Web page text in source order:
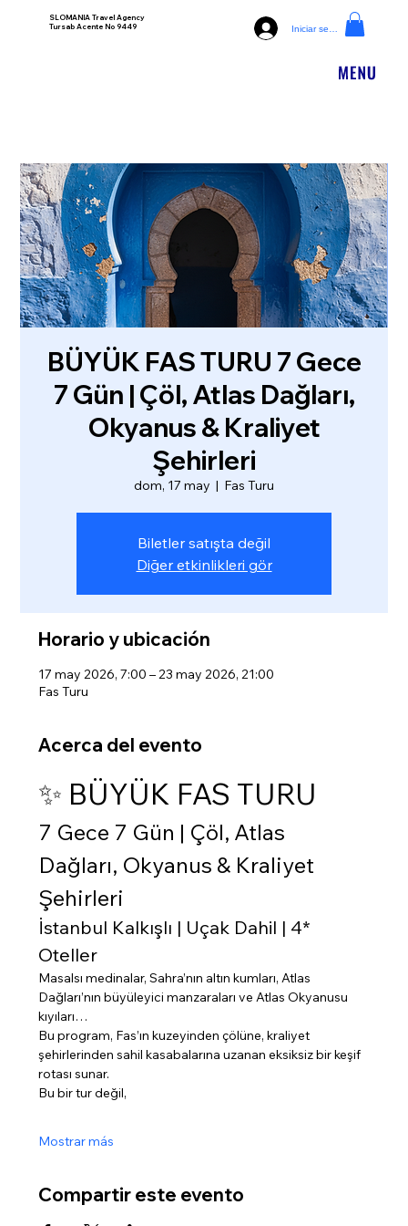
SLOMANIA Travel Agency
Tursab Acente No 9449
Iniciar sesión
BÜYÜK FAS TURU 7 Gece
7 Gün | Çöl, Atlas Dağları,
Okyanus & Kraliyet
Şehirleri
dom, 17 may
  |
Fas Turu
Biletler satışta değil
Diğer etkinlikleri gör
Horario y ubicación
17 may 2026, 7:00 – 23 may 2026, 21:00
Fas Turu
Acerca del evento
✨ BÜYÜK FAS TURU
7 Gece 7 Gün | Çöl, Atlas
Dağları, Okyanus & Kraliyet
Şehirleri
İstanbul Kalkışlı | Uçak Dahil | 4*
Oteller
Masalsı medinalar, Sahra’nın altın kumları, Atlas
Dağları’nın büyüleyici manzaraları ve Atlas Okyanusu
kıyıları…
Bu program, Fas’ın kuzeyinden çölüne, kraliyet
şehirlerinden sahil kasabalarına uzanan eksiksiz bir keşif
rotası sunar.
Bu bir tur değil,
Mostrar más
Compartir este evento